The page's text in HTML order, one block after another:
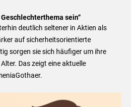
sein“
deutlich seltener in Aktien als
auf sicherheitsorientierte
sorgen sie sich häufiger um ihre
Das zeigt eine aktuelle